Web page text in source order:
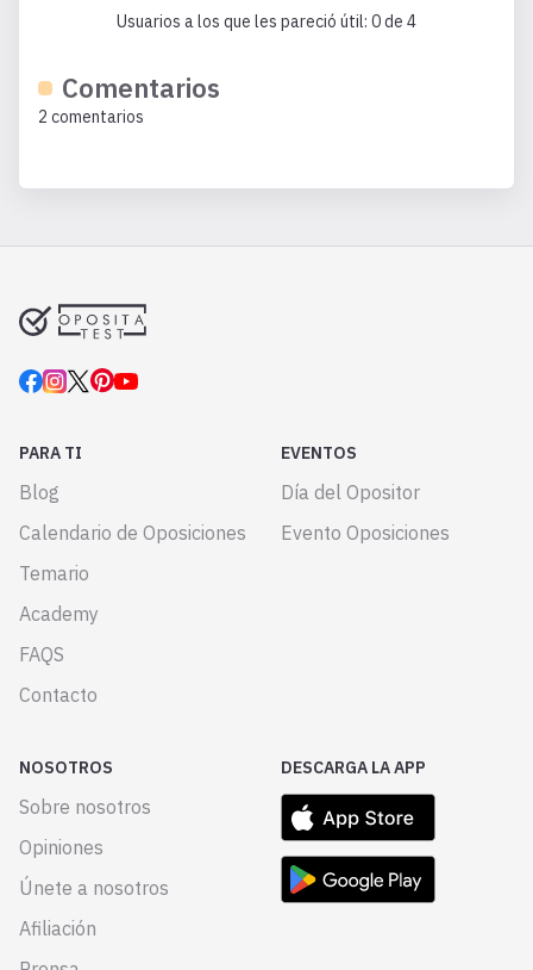
Usuarios a los que les pareció útil: 0 de 4
Comentarios
2 comentarios